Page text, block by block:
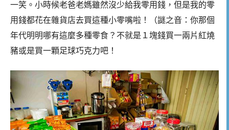
一笑。小時候老爸老媽雖然沒少給我零用錢，但是我的零
用錢都花在雜貨店去買這種小零嘴啦！（謎之音：你那個
年代明明哪有這麼多種零食？不就是１塊錢買一兩片紅燒
豬或是買一顆足球巧克力吧！